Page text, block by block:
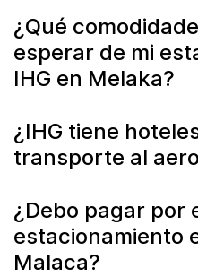
¿Qué
esperar de mi
IHG en Melaka?
¿IHG tiene
transporte al
¿Debo pagar por
estacionamiento
Malaca?